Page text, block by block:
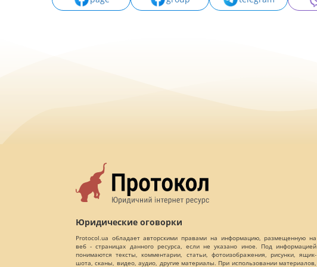
Юридические оговорки
Protocol.ua обладает авторскими правами на информацию, размещенную на
веб - страницах данного ресурса, если не указано иное. Под информацией
понимаются тексты, комментарии, статьи, фотоизображения, рисунки, ящик-
шота, сканы, видео, аудио, другие материалы. При использовании материалов,